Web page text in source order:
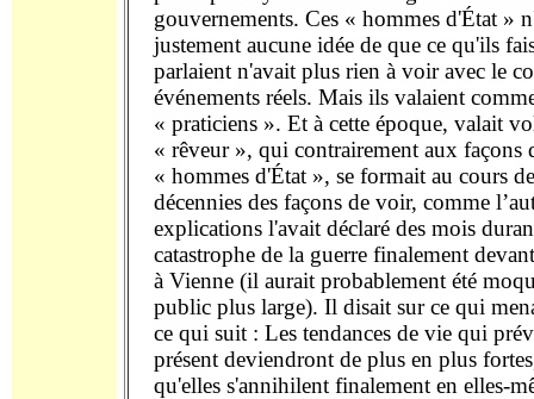
gouvernements. Ces « hommes d'État »
justement aucune idée de que ce qu'ils
parlaient n'avait plus rien à voir avec le
événements réels. Mais ils valaient
« praticiens ». Et à cette époque, valait
« rêveur », qui contrairement aux façons
« hommes d'État », se formait au cours
décennies des façons de voir, comme
explications l'avait déclaré des mois
catastrophe de la guerre finalement
à Vienne (il aurait probablement été
public plus large). Il disait sur ce qui
ce qui suit : Les tendances de vie qui
présent deviendront de plus en plus
qu'elles s'annihilent finalement en elles-